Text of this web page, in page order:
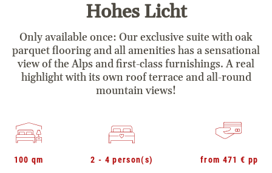
offers
wellness
service
Hohes Licht
Only available once: Our exclusive suite with oak
parquet flooring and all amenities has a sensational
view of the Alps and first-class furnishings. A real
highlight with its own roof terrace and all-round
mountain views!
100 qm 2 - 4 person(s) from 471 € pp